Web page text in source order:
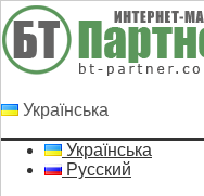
Українська
Українська
Русский